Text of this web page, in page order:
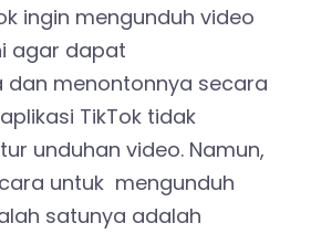
ingin mengunduh video
agar dapat
dan menontonnya secara
TikTok tidak
unduhan video. Namun,
untuk mengunduh
satunya adalah